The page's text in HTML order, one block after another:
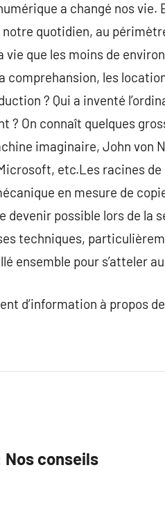
a changé nos vie.
quotidien, au
vie que les moins de
comprehansion, les
? Qui a inventé
? On connaît quelques
imaginaire, John von
etc.Les racines
en mesure de
devenir possible lors de
techniques,
ensemble pour s’atteler
d’information à propos de
conseils